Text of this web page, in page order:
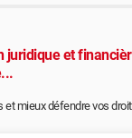
juridique et
et mieux défendre vos